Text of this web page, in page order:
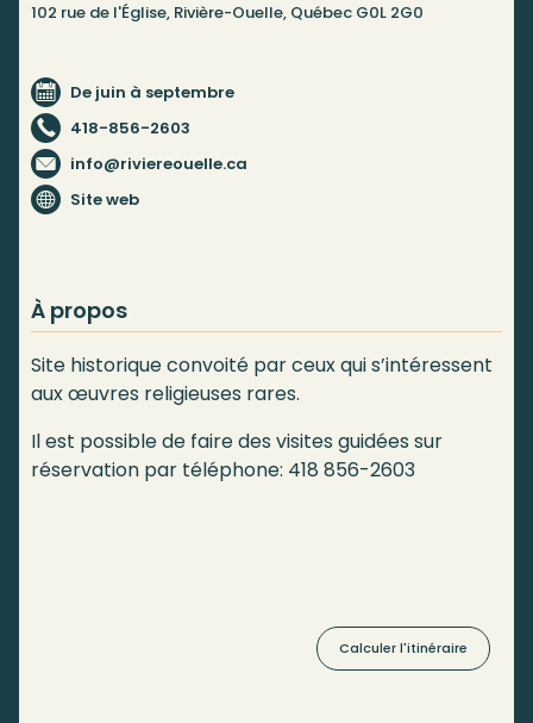
102 rue de l'Église, Rivière-Ouelle, Québec G0L 2G0
De juin à septembre
418-856-2603
info@riviereouelle.ca
Site web
À propos
Site historique convoité par ceux qui s’intéressent
aux œuvres religieuses rares.
Il est possible de faire des visites guidées sur
réservation par téléphone: 418 856-2603
Calculer l'itinéraire